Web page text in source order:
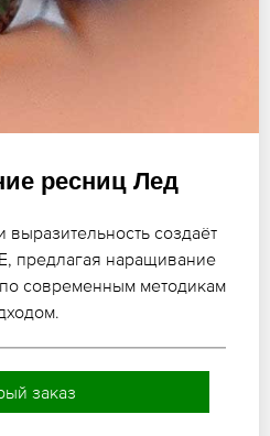
ресниц Лед
создаёт
предлагая наращивание
современным методикам
заказ